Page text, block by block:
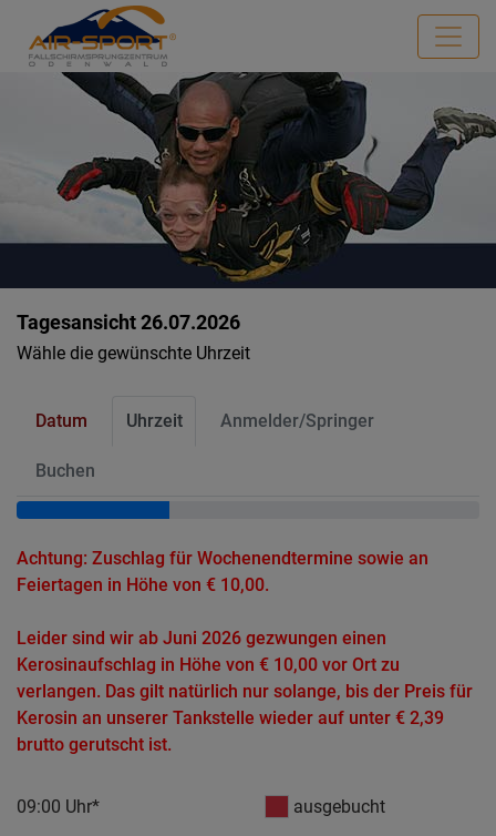
Tagesansicht 26.07.2026
Wähle die gewünschte Uhrzeit
Datum Uhrzeit Anmelder/Springer
Buchen
Achtung: Zuschlag für Wochenendtermine sowie an
Feiertagen in Höhe von € 10,00.
Leider sind wir ab Juni 2026 gezwungen einen
Kerosinaufschlag in Höhe von € 10,00 vor Ort zu
verlangen. Das gilt natürlich nur solange, bis der Preis für
Kerosin an unserer Tankstelle wieder auf unter € 2,39
brutto gerutscht ist.
09:00 Uhr* ausgebucht